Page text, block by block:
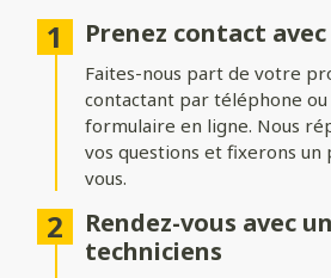
optimise le dégagement latéral.
Coulissant autoportant: sans rail
fonctionnement fluide et une
Formes du portail
Ajoutez du style à votre entrée avec
portails :
Prenez contact
Faites-nous part de votre
contactant par téléphone
formulaire en ligne. Nous
vos questions et fixerons
vous.
Rendez-vous avec
techniciens